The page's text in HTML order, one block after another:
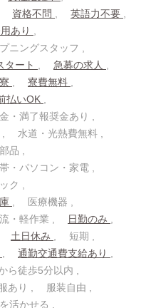
資格不問
英語力不要
あり
ニングスタッフ
タート
急募の求人
寮費無料
払いOK
・満了報奨金あり
水道・光熱費無料
品
・パソコン・家電
ク
医療機器
・軽作業
日勤のみ
土日休み
短期
通勤交通費支給あり
ら徒歩5分以内
あり
服装自由
活かせる